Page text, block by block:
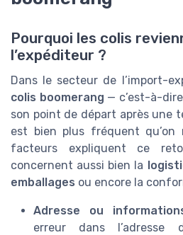
Pourquoi les colis
l’expéditeur ?
Dans le secteur de l’import-
colis boomerang — c’est-à-
son point de départ après une
est bien plus fréquent qu’on
facteurs expliquent ce
concernent aussi bien la
emballages ou encore la
Adresse ou
erreur dans